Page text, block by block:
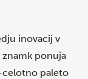
inovacij v
ponuja
celotno paleto